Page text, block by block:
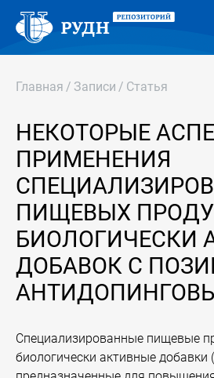
Главная / Записи / Статья
НЕКОТОРЫЕ
ПРИМЕНЕНИЯ
ПИЩЕВЫХ
БИОЛОГИЧЕСКИ
ДОБАВОК С
Специализированные пищевые
биологически активные добавки